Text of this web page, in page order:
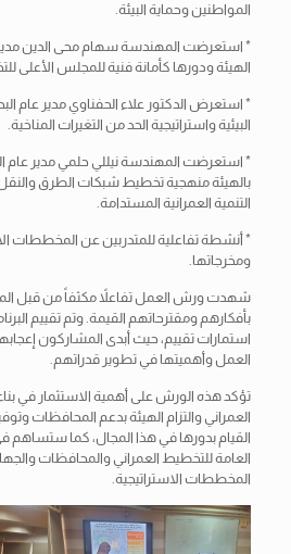
المواطنين وحماية البيئة.
* استعرضت المهندسة سهام محى الدين
الهيئة ودورها كأمانة فنية للمجلس الأعلى
* استعرض الدكتور علاء الحفناوي مدير عام
البيئية واستراتيجية الحد من التغيرات المناخية.
* استعرضت المهندسة نيللي حلمي مدير عام
بالهيئة منهجية تخطيط شبكات الطرق
التنمية العمرانية المستدامة.
* أنشطة تفاعلية للمتدربين عن المخططات
ومخرجاتها.
شهدت ورش العمل تفاعلاً مكثفاً من قبل
بأفكارهم ومقترحاتهم القيمة. وتم تقييم
استمارات تقييم، حيث أبدى المشاركون
العمل وأهميتها في تطوير قدراتهم.
تؤكد هذه الورش على أهمية الاستثمار في
العمراني والتزام الهيئة بدعم المحافظات
القيام بدورها في هذا المجال، كما ستساهم
العامة للتخطيط العمراني والمحافظات
المخططات الاستراتيجية.